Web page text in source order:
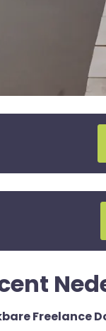
Freelance